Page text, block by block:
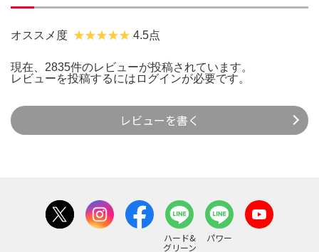
オススメ度 4.5点
現在、2835件のレビューが投稿されています。
レビューを投稿するには ログインが必要です。
レビューを書く
ハード&
グリーン
パワー